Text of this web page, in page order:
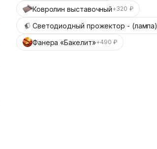
Ковролин выставочный+320 ₽
Светодиодный прожектор - (лампа)
Фанера «Бакелит»+490 ₽